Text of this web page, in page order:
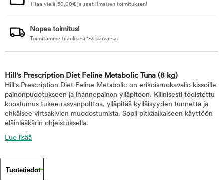
Tilaa vielä 50,00€ ja saat ilmaisen toimituksen!
Nopea toimitus!
Toimitamme tilauksesi 1-3 päivässä.
Hill's Prescription Diet Feline Metabolic Tuna (8 kg)
Hill's Prescription Diet Feline Metabolic on erikoisruokavalio kissoille
painonpudotukseen ja ihannepainon ylläpitoon. Kliinisesti todistettu
koostumus tukee rasvanpolttoa, ylläpitää kylläisyyden tunnetta ja
ehkäisee virtsakivien muodostumista. Sopii pitkäaikaiseen käyttöön
eläinlääkärin ohjeistuksella.
Lue lisää
Tuotetiedot